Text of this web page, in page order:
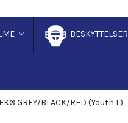
BESKYTTELSER
GREY/BLACK/RED (Youth L)